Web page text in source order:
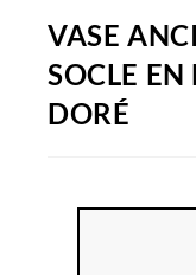
VASE
SOCLE
DORÉ